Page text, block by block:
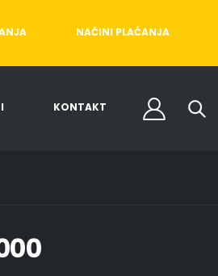
NAČINI PLAĆANJA
KONTAKT